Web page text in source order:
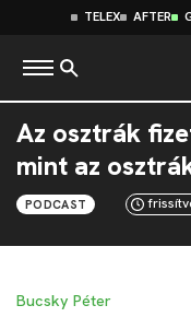
TELEX AFTER
Az osztrák
mint az
PODCAST
Bucsky Péter